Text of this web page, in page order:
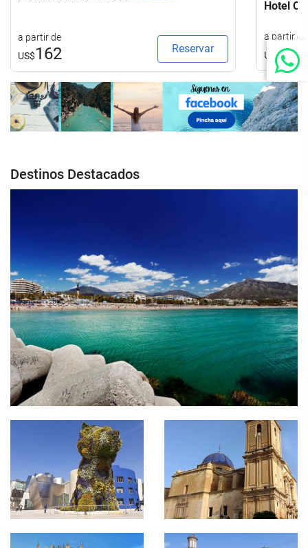
a partir de
US$162 Reservar
Hotel
a partir de
US$92
Destinos Destacados